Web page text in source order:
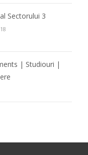
Sectorului 3
| Studiouri |